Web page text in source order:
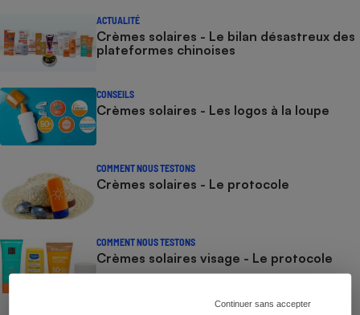
Continuer sans accepter
ACTUALITÉ
Crèmes solaires - Le bilan désastreux des
plateformes chinoises
CONSEILS
Crèmes solaires - Les logos à la loupe
COMMENT NOUS TESTONS
Crèmes solaires - Le protocole
COMMENT NOUS TESTONS
Crèmes solaires visage - Le protocole